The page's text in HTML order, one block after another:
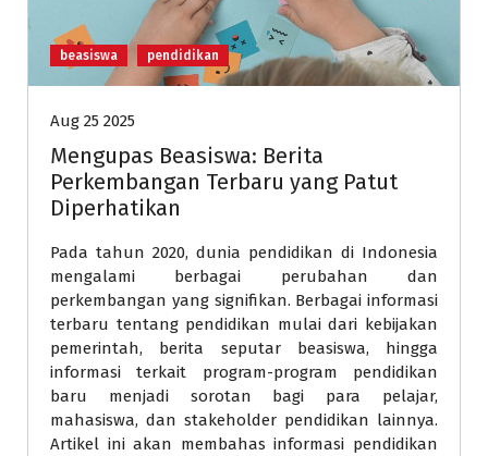
beasiswa pendidikan
Aug 25 2025
Mengupas Beasiswa: Berita
Perkembangan Terbaru yang Patut
Diperhatikan
Pada tahun 2020, dunia pendidikan di Indonesia
mengalami berbagai perubahan dan
perkembangan yang signifikan. Berbagai informasi
terbaru tentang pendidikan mulai dari kebijakan
pemerintah, berita seputar beasiswa, hingga
informasi terkait program-program pendidikan
baru menjadi sorotan bagi para pelajar,
mahasiswa, dan stakeholder pendidikan lainnya.
Artikel ini akan membahas informasi pendidikan